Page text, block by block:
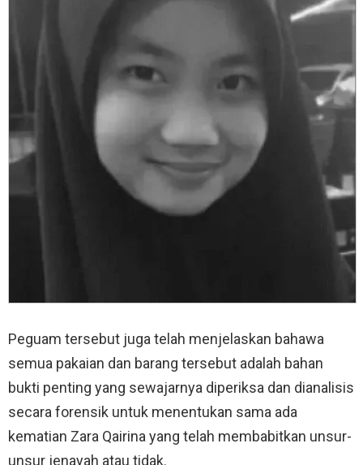
Peguam tersebut juga telah menjelaskan bahawa
semua pakaian dan barang tersebut adalah bahan
bukti penting yang sewajarnya diperiksa dan dianalisis
secara forensik untuk menentukan sama ada
kematian Zara Qairina yang telah membabitkan unsur-
unsur jenayah atau tidak.